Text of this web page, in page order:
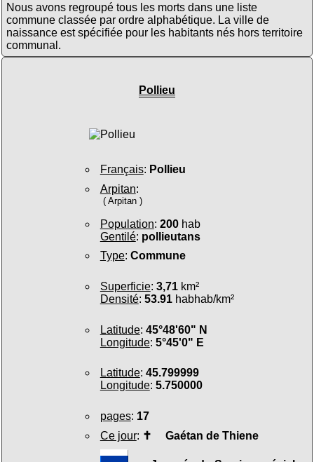
Nous avons regroupé tous les morts dans une liste
commune classée par ordre alphabétique. La ville de
naissance est spécifiée pour les habitants nés hors territoire
communal.
Pollieu
Français: Pollieu
Arpitan:
( Arpitan )
Population: 200hab
Gentilé: pollieutans
Type: Commune
Superficie: 3,71km²
Densité: 53.91habhab/km²
Latitude: 45°48'60" N
Longitude: 5°45'0" E
Latitude: 45.799999
Longitude: 5.750000
pages: 17
Ce jour: ✝ Gaétan de Thiene